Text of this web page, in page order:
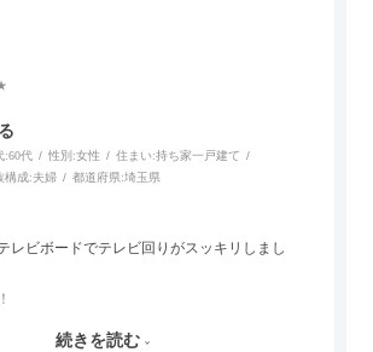
うに足を伸ばしてくつろげるスタイルが理想
が叶って大満足です。オットマンは自由に動
はカウチとして使い、来客時には離してスツ
など、使い勝手の良さも魅力だと感じていま
:60代 性別:女性 住まい:持ち家一戸建て
構成:夫婦 都道府県:埼玉県
レビボードでテレビ回りがスッキリしまし
続きを読む